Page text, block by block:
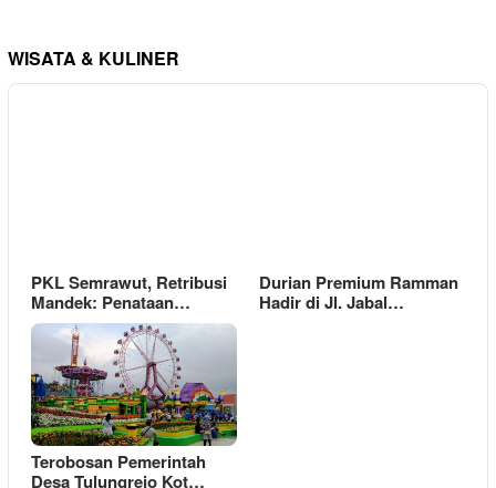
WISATA & KULINER
PKL Semrawut, Retribusi
Mandek: Penataan…
Durian Premium Ramman
Hadir di Jl. Jabal…
Terobosan Pemerintah
Desa Tulungrejo Kot…